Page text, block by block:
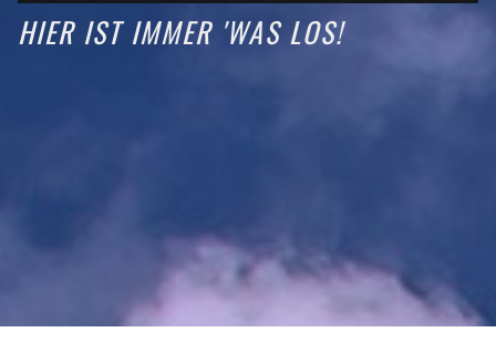
HIER IST IMMER 'WAS LOS!